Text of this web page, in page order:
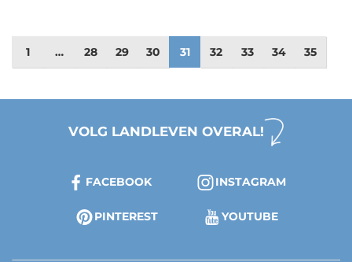
1 … 28 29 30 31 32 33 34 35
VOLG LANDLEVEN OVERAL!
FACEBOOK INSTAGRAM
PINTEREST YOUTUBE